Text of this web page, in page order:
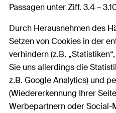
Passagen unter Ziff. 3.4 –
Durch Herausnehmen des
Setzen von Cookies in der
verhindern (z.B.
Sie uns allerdings die
z.B. Google Analytics) und
(Wiedererkennung Ihrer
Werbepartnern oder Social-